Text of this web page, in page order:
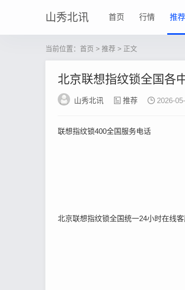
山秀北讯 首页 行情 推荐
当前位置： 首页 > 推荐 > 正文
北京联想指纹锁全国各
山秀北讯 推荐 2026-
联想指纹锁400全国服务电话
北京联想指纹锁全国统一24小时在线